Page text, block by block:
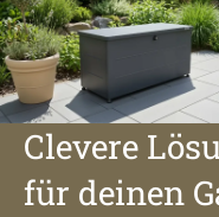
Clevere
für deinen